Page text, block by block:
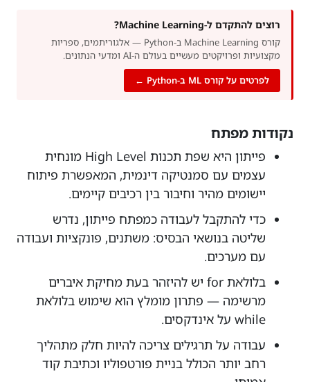
רוצים להתקדם ל-Machine Learning?
קורס Machine Learning ב-Python — אלגוריתמים, ספריות
מקצועיות ופרויקטים מעשיים בעולם ה-AI ומדעי הנתונים.
לפרטים על קורס ML ב-Python ←
נקודות מפתח
פייתון היא שפת תכנות High Level מונחית
עצמים עם סמנטיקה דינמית, המאפשרת פיתוח
יישומים מהיר וחיבור בין רכיבים קיימים.
כדי להתקבל לעבודה כמפתח פייתון, נדרש
שליטה בנושאי הבסיס: משתנים, פונקציות ועבודה
עם מערכים.
בלולאת for יש להיזהר בעת מחיקת איברים
מרשימה — פתרון מומלץ הוא שימוש בלולאת
while על אינדקסים.
עבודה על תרגילים צריכה להיות חלק מתהליך
רחב יותר הכולל בניית פורטפוליו וכתיבת קוד